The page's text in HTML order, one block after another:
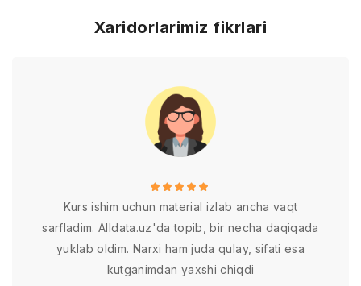
Xaridorlarimiz fikrlari
Kurs ishim uchun material izlab ancha vaqt
sarfladim. Alldata.uz'da topib, bir necha daqiqada
yuklab oldim. Narxi ham juda qulay, sifati esa
kutganimdan yaxshi chiqdi